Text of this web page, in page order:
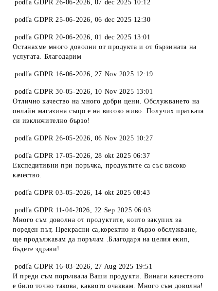
podľaGDPR 26-06-2026, 07 dec 2025 10:12
podľaGDPR 25-06-2026, 06 dec 2025 12:30
podľaGDPR 20-06-2026, 01 dec 2025 13:01
Останахме много доволни от продукта и от бързината на
услугата. Благодарим
podľaGDPR 16-06-2026, 27 Nov 2025 12:19
podľaGDPR 30-05-2026, 10 Nov 2025 13:01
Отлично качество на много добри цени. Обслужването на
онлайн магазина също е на високо ниво. Получих пратката
си изключително бързо!
podľaGDPR 26-05-2026, 06 Nov 2025 10:27
podľaGDPR 17-05-2026, 28 okt 2025 06:37
Експедитивни при поръчка, продуктите са със високо
качество.
podľaGDPR 03-05-2026, 14 okt 2025 08:43
podľaGDPR 11-04-2026, 22 Sep 2025 06:03
Много съм доволна от продуктите, които закупих за
пореден път, Прекрасни са,коректно и бързо обслужване,
ще продължавам да поръчам .Благодаря на целия екип,
бъдете здрави!
podľaGDPR 16-03-2026, 27 Aug 2025 19:51
И преди съм поръчвала Ваши продукти. Винаги качеството
е било точно такова, каквото очаквам. Много съм доволна!